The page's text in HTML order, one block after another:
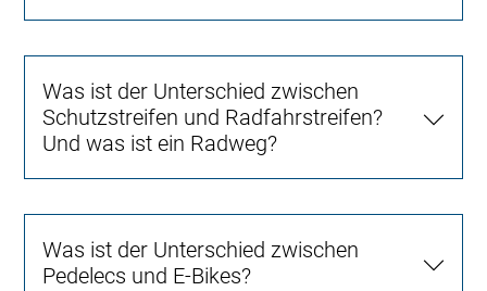
Was ist der Unterschied zwischen
Schutzstreifen und Radfahrstreifen?
Und was ist ein Radweg?
Was ist der Unterschied zwischen
Pedelecs und E-Bikes?